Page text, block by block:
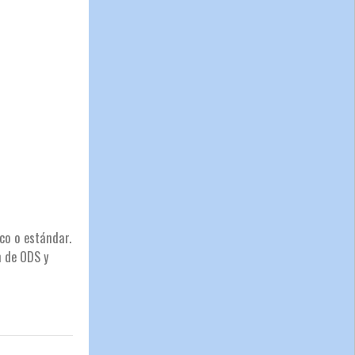
o estándar.
ODS y